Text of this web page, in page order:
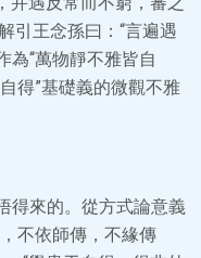
引王念孫曰：“言遍遇
為“萬物靜不雅皆自
得”基礎義的微觀不雅
得來的。從方式論意義
不依師傳，不緣傳